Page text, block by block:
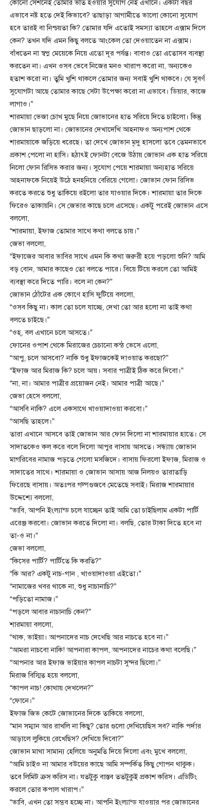
কোনো সেশনেই তোমার ভর্তি হওয়ার সুযোগ নেই এখানে। একটা বছর
এভাবে নষ্ট হতে দেই কিভাবে? তাছাড়া আগামীতে ভালো কোনো সুযোগ
হবে তারই বা নিশ্চয়তা কি? তোমার যদি এতোই সমস্যা তাহলে এক্সাম দিলে
কেন? তখন যদি এমন কিছু বলতে আংকেল তো দেওয়াতেন না এক্সাম।
বাঁধতেন না স্বপ্ন মেয়েকে নিয়ে এতো দূর পর্যন্ত। বাবাও তো এতোসব ব্যবস্থা
করতেন না। এখন ওসব ভেবে নিজের মনও খারাপ করো না, অন্যকেও
হতাশ করো না। তুমি খুশি থাকলে তোমার জন্য সবাই খুশি থাকবে। যে সুবর্ণ
সুযোগটা আছে তোমার কাছে সেটা উপেক্ষা করো না এভাবে। ডিয়ার, কাজে
লাগাও।”
শারমায়া ভেজা চোখ মুছে নিয়ে জোভানের হাত সরিয়ে দিতে চাইলো। কিন্তু
জোভান ছাড়লো না। জোভানের দেখাদেখি আহনাফও অন্যপাশ থেকে
শারমায়াকে জড়িয়ে ধরেছে। তা দেখে জোভান মৃদু হাসলো তবে তেমনভাবে
প্রকাশ পেলো না হাসি। হঠাৎই ফোনটা বেজে উঠায় জোভান এক হাত সরিয়ে
নিলো ফোন রিসিভ করার জন্য। সুযোগ পেয়ে শারমায়া অন্যহাত সরিয়ে
আহনাফকে নিয়েই উঠে হনহনিয়ে বেরিয়ে গেলো। জোভান ফোন রিসিভ
করতে করতে শুধু তাকিয়ে রইলো তার যাওয়ার দিকে। শারমায়া তার দিকে
ফিরেও তাকায়নি। সে জেভার কাছে চলে এসেছে। একটু পরেই জোভান এসে
বললো,
“শারমায়া, ইফাজ তোমার সাথে কথা বলতে চায়।”
জেভা বললো,
“ইফাজের আবার ভাবির সাথে এমন কি কথা জরুরী হয়ে পড়লো শুনি? আমি
বড় বোন, আমার কাছেও তো বলতে পারে। বিয়ে টিয়ে করলে তো আমিই
ব্যবস্থা করে দিতে পারি। বলে না কেন?”
জোভান ঠোঁটের এক কোণে হাসি ফুটিয়ে বললো,
“ওসব কিছু না। কাল তো চলে যাচ্ছে, দেখা তো আর হলো না তাই কথা
বলতে চাইছে।”
“ওহ্, বল এখানে চলে আসতে।”
ফোনের ওপাশ থেকে মিরাজের চেচানো কন্ঠ ভেসে এলো,
“আপু, চলে আসবো? নাকি শুধু ইফাজকেই দাওয়াত করছো?”
“ইফাজ আর মিরাজ কি? চলে আয়। সবার পাত্রীই ঠিক করে দিবো।”
“না, না। আমার পাত্রীর প্রয়োজন নেই। আমার পাত্রী আছে।”
জেভা হেসে বললো,
“আসবি নাকি? এলে একসাথে খাওয়াদাওয়া করবো।”
“আসছি তাহলে।”
তারা এখানে আসবে তাই জোভান আর ফোন দিলো না শারমায়ার হাতে। সে
সাদাতকেও কল করে বলে দিলো আপুর বাসায় আসতে। সন্ধ্যায় জোভান
মাগরিবের নামাজ পড়তে গেলো মসজিদে। বাসায় ফিরলো ইফাজ, মিরাজ ও
সাদাতের সাথে। শারমায়া ও জোভান আসায় আজ নিলয়ও তারাতাড়ি
ফিরেছে বাসায়। অতঃপর গল্পগুজবে মেতেছে সবাই। মিরাজ শারমায়ার
উদ্দেশ্যে বললো,
“ভাবি, আপনি ইংল্যান্ড চলে যাচ্ছেন তাই আমি তো চাইছিলাম একটা পার্টি
এরেঞ্জ করবো। জোভান করতে দিলো না। বলছি, তোর টাকা দিতে হবে না
তা-ও না।”
জেভা বললো,
“কিসের পার্টি? পার্টিতে কি করতি?”
“কি আর? একটু নাচ-গান , খাওয়াদাওয়া এইতো।”
“নামাজের খবর থাকে না, শুধু নাচানাচি?”
“পড়িতো নামাজ।”
“পড়লে আবার নাচানাচি কেন?”
শারমায়া বললো,
“থাক, ভাইয়া। আপনাদের নাচ দেখেছি আর নাচতে হবে না।”
“আমরা নাচবো নাকি! আপনারা কাপল, আপনাদের নাচের কথা বলেছি।”
“আপনার আর ইফাজ ভাইয়ার কাপল নাচটা সুন্দর ছিলো।”
মিরাজ বিস্মিত হয়ে বললো,
“কাপল নাচ! কোথায় দেখলেন?”
“ফোনে।”
ইফাজ জিভ কেটে জোভানের দিকে তাকিয়ে বললো,
“মান সম্মান আর রাখলি না কিছু? তোর গুলো দেখিয়েছিস সব? নাকি পর্দার
আড়ালে লুকিয়ে রেখেছিস? দেখিয়ে দিবো?”
জোভান মাথা সামান্য হেলিয়ে অনুমতি দিয়ে দিলো এবং মুখে বললো,
“আমি চাইও না আমার বউয়ের কাছে আমি সম্পর্কিত কিছু গোপন থাকুক।
তবে লিমিট ক্রস করিস না। যতটুকু বাস্তব ততটুকুই প্রকাশ করিস। এডিটিং
করলে তোর কপাল খারাপ।”
“ভাবি, এখন তো সম্ভব হচ্ছে না। আপনি ইংল্যান্ড যাওয়ার পর জোভানের